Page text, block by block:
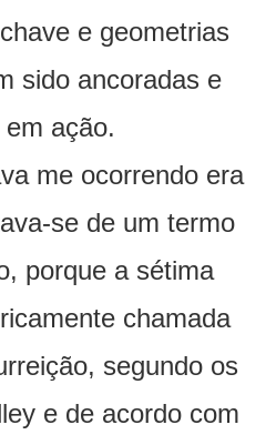
e geometrias
sido ancoradas e
ação.
me ocorrendo era
se de um termo
porque a sétima
chamada
segundo os
e de acordo com